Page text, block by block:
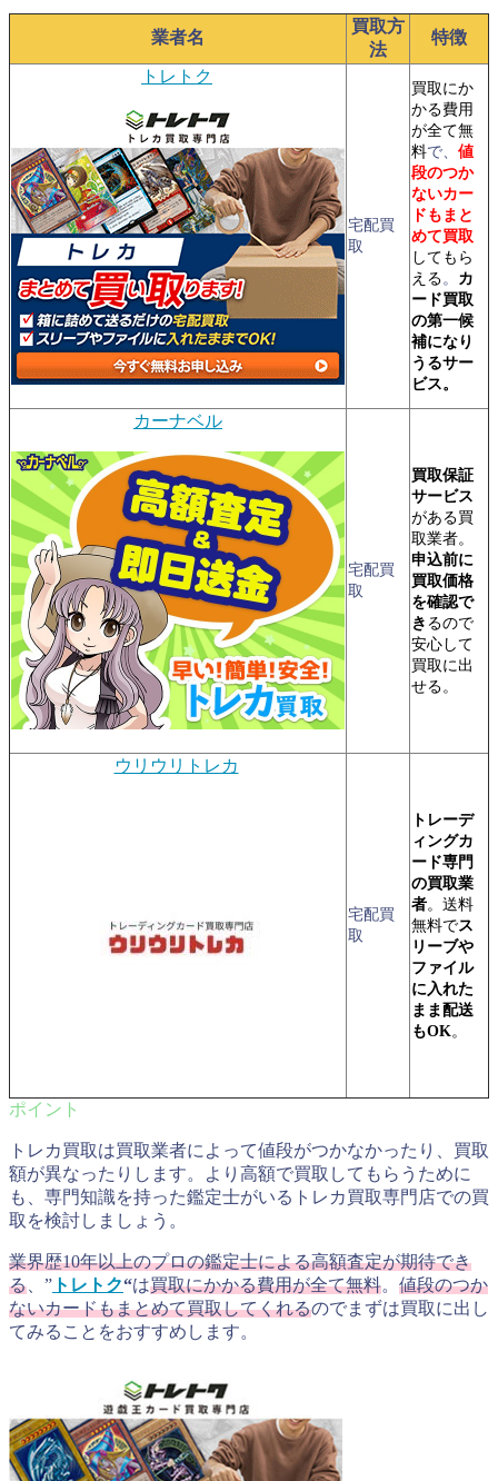
業者名
買取方
法
特徴
トレトク
宅配買
取
買取にか
かる費用
が全て無
料で、 値
段のつか
ないカー
ドもまと
めて買取
してもら
える。 カ
ード買取
の第一候
補になり
うるサー
ビス。
カーナベル
宅配買
取
買取保証
サービス
がある買
取業者。
申込前に
買取価格
を確認で
き るので
安心して
買取に出
せる。
ウリウリトレカ
宅配買
取
トレーデ
ィングカ
ード専門
の買取業
者。送料
無料でス
リーブや
ファイル
に入れた
まま配送
もOK。
トレカ買取は買取業者によって値段がつかなかったり、買取
額が異なったりします。より高額で買取してもらうために
も、専門知識を持った鑑定士がいるトレカ買取専門店での買
取を検討しましょう。
業界歴10年以上のプロの鑑定士による高額査定が期待でき
る、” トレトク“は買取にかかる費用が全て無料。 値段のつか
ないカードもまとめて買取してくれるのでまずは買取に出し
てみることをおすすめします。